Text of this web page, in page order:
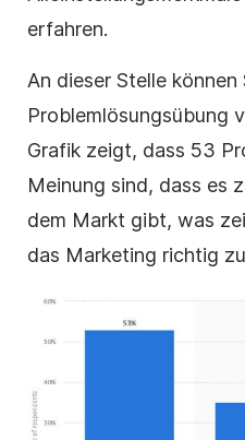
erfahren.
An dieser Stelle können
Problemlösungsübung
Grafik zeigt, dass 53
Meinung sind, dass es
dem Markt gibt, was
das Marketing richtig